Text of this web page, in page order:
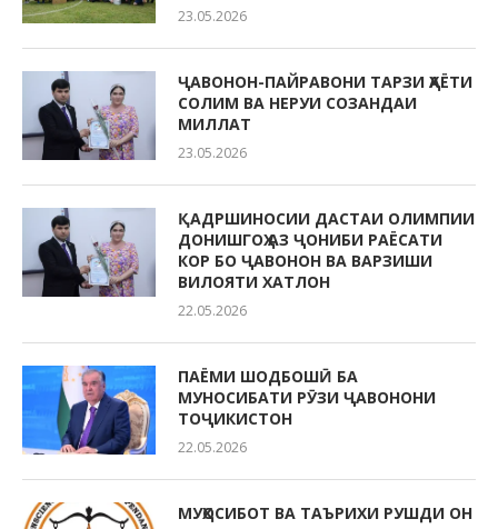
23.05.2026
ҶАВОНОН-ПАЙРАВОНИ ТАРЗИ ҲАЁТИ
СОЛИМ ВА НЕРУИ СОЗАНДАИ
МИЛЛАТ
23.05.2026
ҚАДРШИНОСИИ ДАСТАИ ОЛИМПИИ
ДОНИШГОҲ АЗ ҶОНИБИ РАЁСАТИ
КОР БО ҶАВОНОН ВА ВАРЗИШИ
ВИЛОЯТИ ХАТЛОН
22.05.2026
ПАЁМИ ШОДБОШӢ БА
МУНОСИБАТИ РӮЗИ ҶАВОНОНИ
ТОҶИКИСТОН
22.05.2026
МУҲОСИБОТ ВА ТАЪРИХИ РУШДИ ОН